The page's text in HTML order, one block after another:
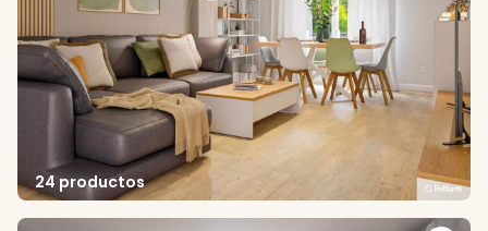
24 productos